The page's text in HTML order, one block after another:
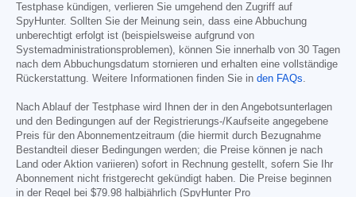
Testphase kündigen, verlieren Sie umgehend den Zugriff auf
SpyHunter. Sollten Sie der Meinung sein, dass eine Abbuchung
unberechtigt erfolgt ist (beispielsweise aufgrund von
Systemadministrationsproblemen), können Sie innerhalb von 30 Tagen
nach dem Abbuchungsdatum stornieren und erhalten eine vollständige
Rückerstattung. Weitere Informationen finden Sie in den FAQs
Nach Ablauf der Testphase wird Ihnen der in den Angebotsunterlagen
und den Bedingungen auf der Registrierungs-/Kaufseite angegebene
Preis für den Abonnementzeitraum (die hiermit durch Bezugnahme
Bestandteil dieser Bedingungen werden; die Preise können je nach
Land oder Aktion variieren) sofort in Rechnung gestellt, sofern Sie Ihr
Abonnement nicht fristgerecht gekündigt haben. Die Preise beginnen
in der Regel bei $79.98 halbjährlich (SpyHunter Pro